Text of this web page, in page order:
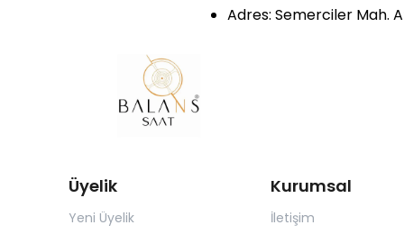
Adres: Semerciler Mah.
Üyelik
Yeni Üyelik
Kurumsal
İletişim